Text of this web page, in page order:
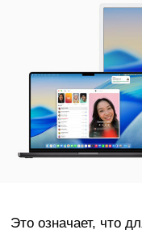
Это означает, что